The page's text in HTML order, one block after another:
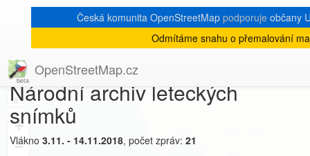
Česká komunita OpenStreetMap podporuje občany
Odmítáme snahu o přemalování
OpenStreetMap.cz
8
+
−
« zpět na výpis měsíce
[Talk-cz]
Národní archiv leteckých
snímků
Vlákno 3.11. - 14.11.2018, počet zpráv: 21